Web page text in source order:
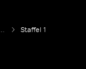
Der Atlantik: Ein Jahr in der Wildnis Staffel 1